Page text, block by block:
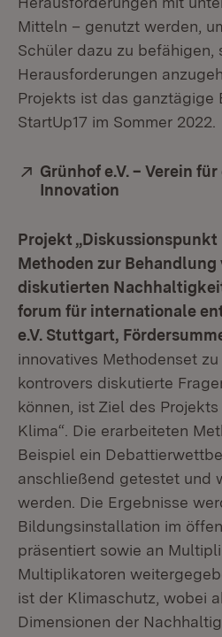
Mitteln – genutzt werden,
Schüler dazu zu befähigen,
Herausforderungen
Projekts ist das ganztägige
StartUp17 im Sommer 2022.
Extern:
Grünhof e.V. – Verein
Innovation
Projekt
Methoden zur
diskutierten
forum für internationale
e.V. Stuttgart,
innovatives Methodenset
kontrovers diskutierte
können, ist Ziel des
Klima“. Die erarbeiteten
Beispiel ein
anschließend getestet und
werden. Die Ergebnisse
Bildungsinstallation im
präsentiert sowie an
Multiplikatoren
ist der Klimaschutz, wobei
Dimensionen der